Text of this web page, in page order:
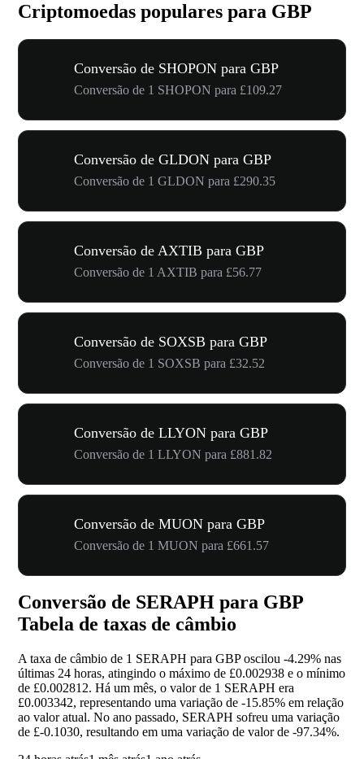
Criptomoedas populares para GBP
Conversão de SHOPON para GBP
Conversão de 1 SHOPON para £109.27
Conversão de GLDON para GBP
Conversão de 1 GLDON para £290.35
Conversão de AXTIB para GBP
Conversão de 1 AXTIB para £56.77
Conversão de SOXSB para GBP
Conversão de 1 SOXSB para £32.52
Conversão de LLYON para GBP
Conversão de 1 LLYON para £881.82
Conversão de MUON para GBP
Conversão de 1 MUON para £661.57
Conversão de SERAPH para GBP
Tabela de taxas de câmbio
A taxa de câmbio de 1 SERAPH para GBP oscilou -4.29% nas
últimas 24 horas, atingindo o máximo de £0.002938 e o mínimo
de £0.002812. Há um mês, o valor de 1 SERAPH era
£0.003342, representando uma variação de -15.85% em relação
ao valor atual. No ano passado, SERAPH sofreu uma variação
de £-0.1030, resultando em uma variação de valor de -97.34%.